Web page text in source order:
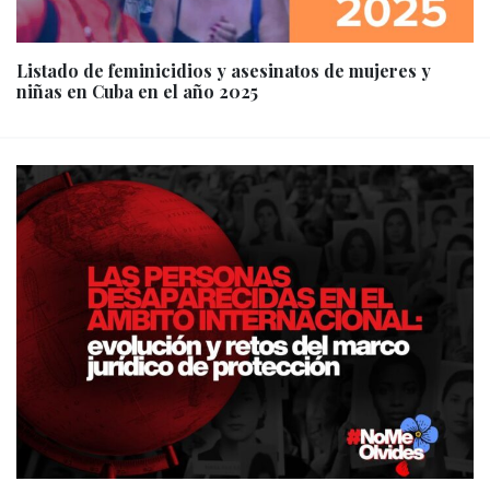
Listado de feminicidios y asesinatos de mujeres y
niñas en Cuba en el año 2025